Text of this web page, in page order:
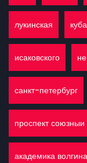
лукинская
исаковского
санкт-петербург
проспект союзныи
академика волгина